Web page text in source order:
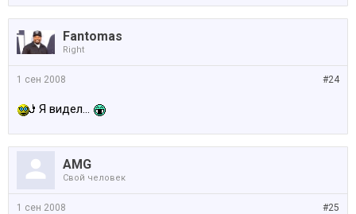
Fantomas
Right
#24
1 сен 2008
Я видел...
AMG
Свой человек
#25
1 сен 2008